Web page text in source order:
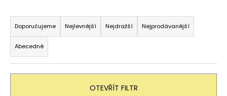
Ř
a
z
e
n
Doporučujeme Nejlevnější Nejdražší Nejprodávanější
Abecedně
OTEVŘÍT FILTR
HLEDAT